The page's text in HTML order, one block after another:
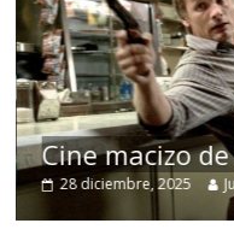
Cine macizo
28 diciembre, 2025